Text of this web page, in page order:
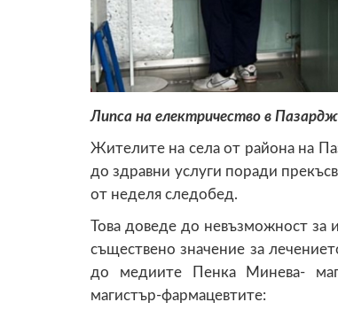
Липса на електричество в
Жителите на села от района на
до здравни услуги поради
от неделя следобед.
Това доведе до невъзможност за
съществено значение за
до медиите Пенка Минева-
магистър-фармацевтите: